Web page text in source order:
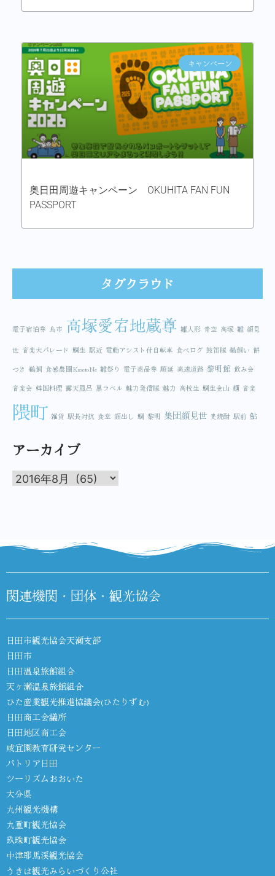
キャンペーン
奥日田周遊キャンペーン OKUHITA FAN FUN
PASSPORT
タグクラウド
電子宿泊券 鳥市 高塚愛宕地蔵尊 雛人形 青空 高塚 雛 顔見
世 音楽大パレード 鯛生 駅近 電動アシスト付自転車 食べログ 鼓笛隊 鵜飼い 餅
つき 鵜飼 食感農園KazetoNe 雛祭り 電子商品券 順延 高速道路 黎明館 飲み会
音楽会 韓国料理 露天風呂 黒ラベル 魅力発信隊 魅力 高校生 鯛生金山 麺 音楽
隈町 雑貨 駅長対抗 食堂 顔出し 鯛 黎明 集団顔見世 麦焼酎 駅前 鮎
アーカイブ
関連機関・団体・観光協会
日田市観光協会天瀬支部
日田市
日田温泉旅館組合
天ヶ瀬温泉旅館組合
ひた産業観光推進協議会(ひたりずむ)
日田商工会議所
日田地区商工会
咸宜園教育研究センター
パトリア日田
ツーリズムおおいた
大分県
九州観光機構
九重町観光協会
玖珠町観光協会
中津耶馬渓観光協会
うきは観光みらいづくり公社